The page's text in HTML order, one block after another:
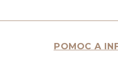
POMOC A